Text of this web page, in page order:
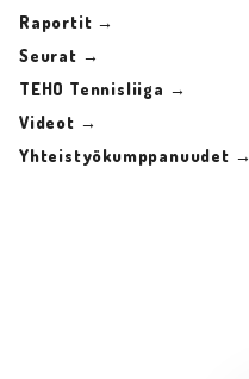
Raportit →
Seurat →
TEHO Tennisliiga →
Videot →
Yhteistyökumppanuudet →